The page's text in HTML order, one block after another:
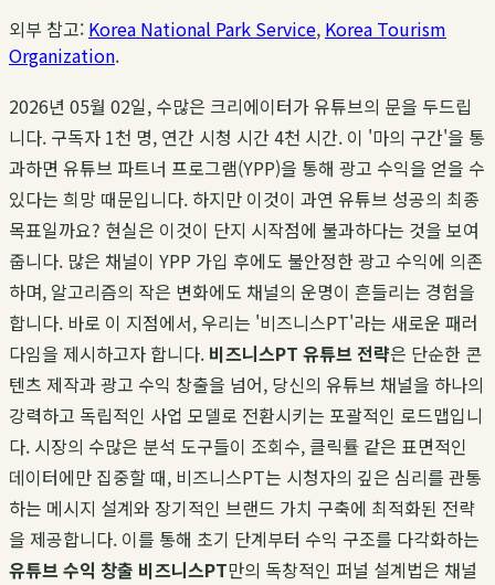
외부 참고: Korea National Park Service, Korea Tourism
Organization.
2026년 05월 02일, 수많은 크리에이터가 유튜브의 문을 두드립
니다. 구독자 1천 명, 연간 시청 시간 4천 시간. 이 '마의 구간'을 통
과하면 유튜브 파트너 프로그램(YPP)을 통해 광고 수익을 얻을 수
있다는 희망 때문입니다. 하지만 이것이 과연 유튜브 성공의 최종
목표일까요? 현실은 이것이 단지 시작점에 불과하다는 것을 보여
줍니다. 많은 채널이 YPP 가입 후에도 불안정한 광고 수익에 의존
하며, 알고리즘의 작은 변화에도 채널의 운명이 흔들리는 경험을
합니다. 바로 이 지점에서, 우리는 '비즈니스PT'라는 새로운 패러
다임을 제시하고자 합니다. 비즈니스PT 유튜브 전략은 단순한 콘
텐츠 제작과 광고 수익 창출을 넘어, 당신의 유튜브 채널을 하나의
강력하고 독립적인 사업 모델로 전환시키는 포괄적인 로드맵입니
다. 시장의 수많은 분석 도구들이 조회수, 클릭률 같은 표면적인
데이터에만 집중할 때, 비즈니스PT는 시청자의 깊은 심리를 관통
하는 메시지 설계와 장기적인 브랜드 가치 구축에 최적화된 전략
을 제공합니다. 이를 통해 초기 단계부터 수익 구조를 다각화하는
유튜브 수익 창출 비즈니스PT만의 독창적인 퍼널 설계법은 채널